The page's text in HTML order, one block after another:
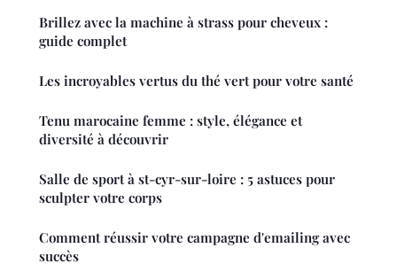
Brillez avec la machine à strass pour cheveux :
guide complet
Les incroyables vertus du thé vert pour votre santé
Tenu marocaine femme : style, élégance et
diversité à découvrir
Salle de sport à st-cyr-sur-loire : 5 astuces pour
sculpter votre corps
Comment réussir votre campagne d'emailing avec
succès